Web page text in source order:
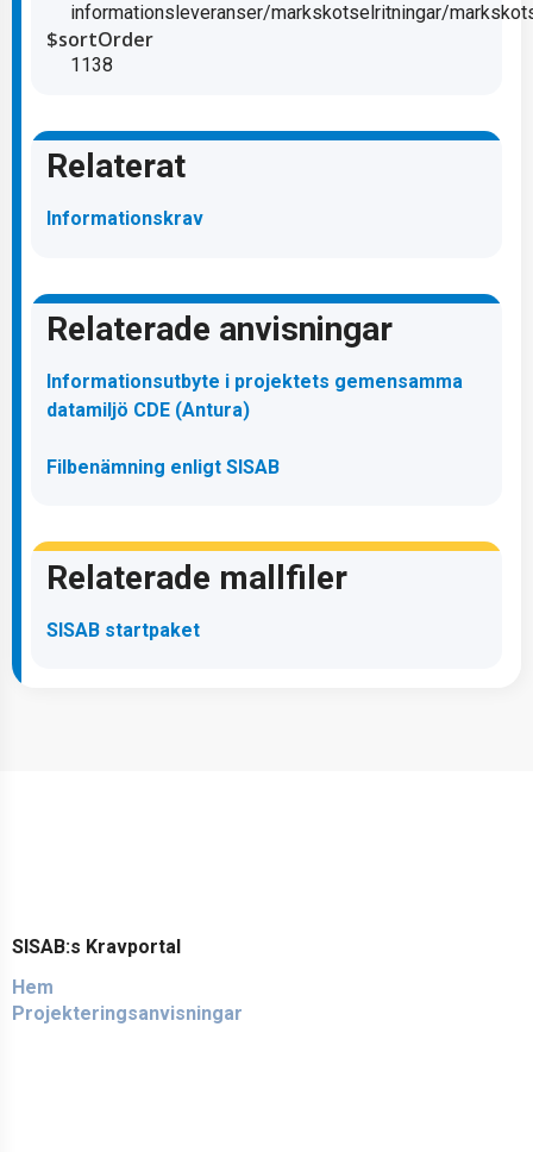
informationsleveranser/markskotselritningar/
$sortOrder
1138
Relaterat
Informationskrav
Relaterade anvisningar
Informationsutbyte i projektets gemensamma
datamiljö CDE (Antura)
Filbenämning enligt SISAB
Relaterade mallfiler
SISAB startpaket
SISAB:s Kravportal
Hem
Projekteringsanvisningar